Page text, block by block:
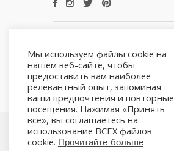
Мы используем файлы cookie на
нашем веб-сайте, чтобы
предоставить вам наиболее
релевантный опыт, запоминая
ваши предпочтения и повторные
посещения. Нажимая «Принять
все», вы соглашаетесь на
использование ВСЕХ файлов
cookie. Прочитайте больше